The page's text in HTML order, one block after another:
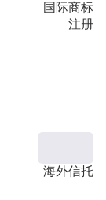
国际商标
注册
海外信托